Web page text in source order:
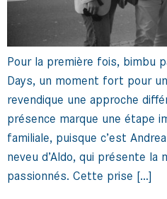
Pour la première fois, bimbu
Days, un moment fort pour
revendique une approche
présence marque une étape
familiale, puisque c’est
neveu d’Aldo, qui présente la
passionnés. Cette prise […]